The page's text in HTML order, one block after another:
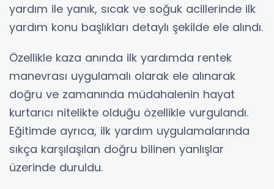
yardım ile yanık, sıcak ve soğuk acillerinde ilk
yardım konu başlıkları detaylı şekilde ele alındı.
Özellikle kaza anında ilk yardımda rentek
manevrası uygulamalı olarak ele alınarak
doğru ve zamanında müdahalenin hayat
kurtarıcı nitelikte olduğu özellikle vurgulandı.
Eğitimde ayrıca, ilk yardım uygulamalarında
sıkça karşılaşılan doğru bilinen yanlışlar
üzerinde duruldu.